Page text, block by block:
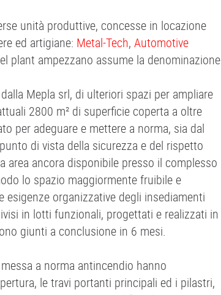
unità produttive, concesse in locazione
ed artigiane: Metal-Tech,Automotive
plant ampezzano assume la denominazione
Mepla srl, di ulteriori spazi per ampliare
2800 m² di superficie coperta a oltre
per adeguare e mettere a norma, sia dal
di vista della sicurezza e del rispetto
area ancora disponibile presso il complesso
lo spazio maggiormente fruibile e
esigenze organizzative degli insediamenti
in lotti funzionali, progettati e realizzati in
giunti a conclusione in 6 mesi.
a norma antincendio hanno
le travi portanti principali ed i pilastri,